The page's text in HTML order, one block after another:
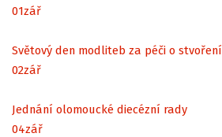
01zář
Světový den modliteb za péči o stvoření
02zář
Jednání olomoucké diecézní rady
04zář